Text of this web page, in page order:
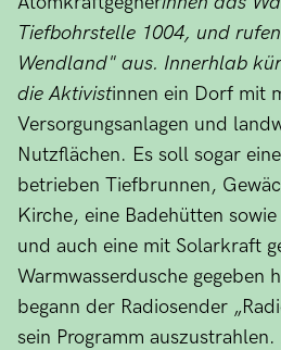
Tiefbohrstelle 1004, und
Wendland" aus. Innerhlab
die Aktivistinnen ein Dorf mit
Versorgungsanlagen und
Nutzflächen. Es soll sogar
betrieben Tiefbrunnen,
Kirche, eine Badehütten
und auch eine mit Solarkraft
Warmwasserdusche gegeben
begann der Radiosender
sein Programm